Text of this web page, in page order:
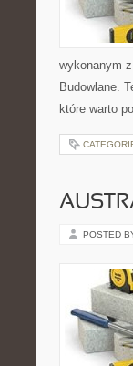
wykonanym
Budowlane.
które warto
POSTED